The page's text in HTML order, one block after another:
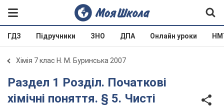
ГДЗ Підручники ЗНО ДПА Онлайн уроки
Хімія 7 клас Н. М. Буринська 2007
Раздел 1 Розділ. Початкові
хімічні поняття. § 5. Чисті